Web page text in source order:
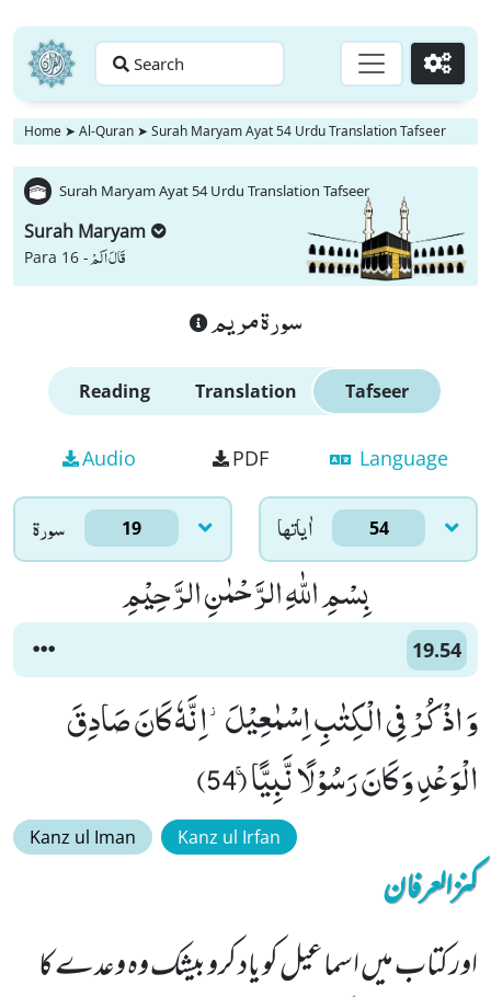
Search Go
Home ➤ Al-Quran ➤ Surah Maryam Ayat 54 Urdu Translation Tafseer
Surah Maryam Ayat 54 Urdu Translation Tafseer
Surah Maryam
Para 16 -قَالَ اَلَمْ
سورة مريم
Reading Translation Tafseer
Audio PDF Language
سورۃ 19 اٰياتها 54
بِسْمِ اللّٰهِ الرَّحْمٰنِ الرَّحِیْمِ
19.54
وَ اذْكُرْ فِی الْكِتٰبِ اِسْمٰعِیْلَ٘-اِنَّهٗ كَانَ صَادِقَ
الْوَعْدِ وَ كَانَ رَسُوْلًا نَّبِیًّاۚ (54)
Kanz ul Iman Kanz ul Irfan
کنزالعرفان
اور کتاب میں اسماعیل کو یاد کرو بیشک وہ وعدے کا